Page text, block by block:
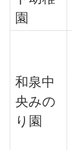
園
和泉中
央みの
り園